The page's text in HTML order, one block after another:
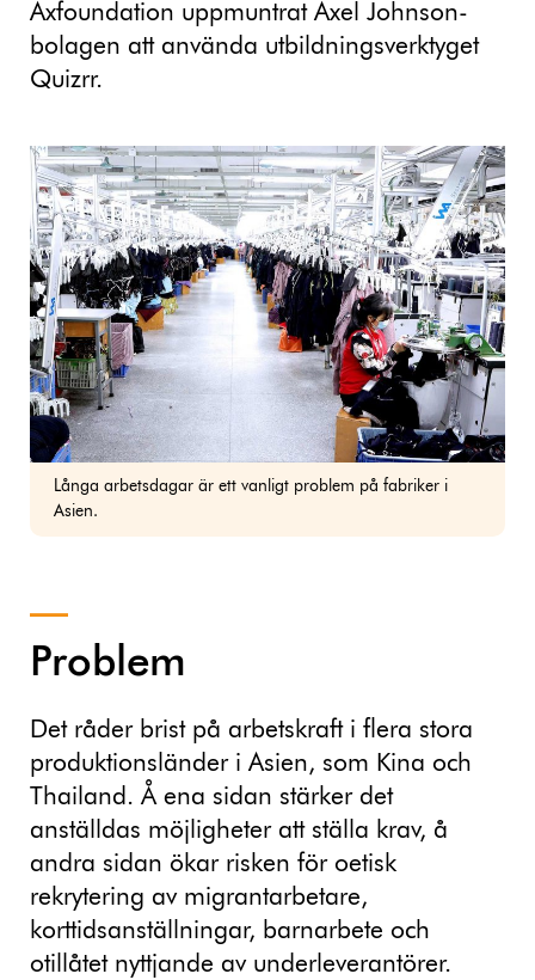
Axfoundation uppmuntrat Axel Johnson-
bolagen att använda utbildningsverktyget
Quizrr.
Långa arbetsdagar är ett vanligt problem på fabriker i
Asien.
Problem
Det råder brist på arbetskraft i flera stora
produktionsländer i Asien, som Kina och
Thailand. Å ena sidan stärker det
anställdas möjligheter att ställa krav, å
andra sidan ökar risken för oetisk
rekrytering av migrantarbetare,
korttidsanställningar, barnarbete och
otillåtet nyttjande av underleverantörer.